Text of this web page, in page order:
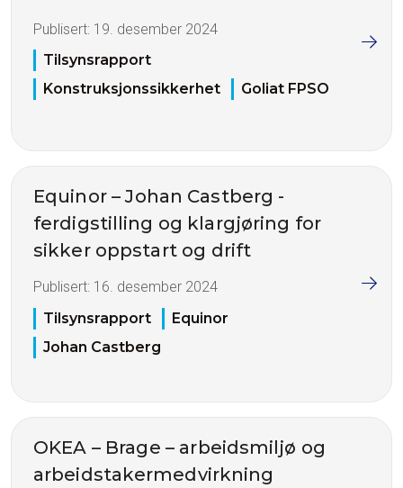
Publisert: 19. desember 2024
Tilsynsrapport
Konstruksjonssikkerhet
Goliat FPSO
Equinor – Johan Castberg -
ferdigstilling og klargjøring for
sikker oppstart og drift
Publisert: 16. desember 2024
Tilsynsrapport
Equinor
Johan Castberg
OKEA – Brage – arbeidsmiljø og
arbeidstakermedvirkning